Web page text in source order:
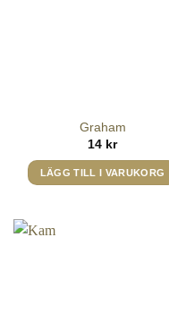
produktsidan
Graham
14 kr
LÄGG TILL I VARUKORG